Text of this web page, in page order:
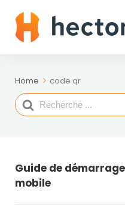
Home code qr
Search
For
Guide de
mobile